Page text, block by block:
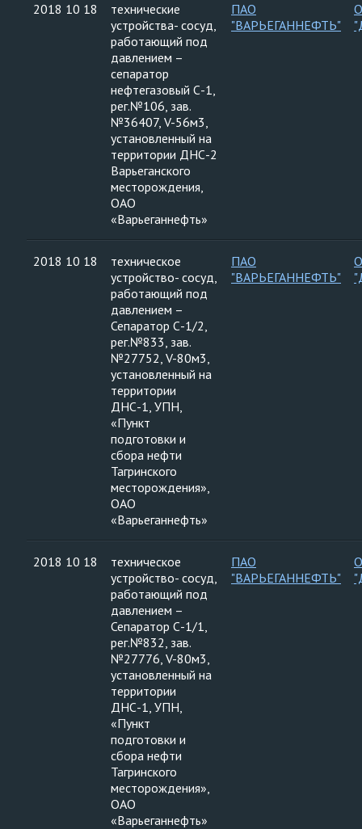
2018 10 18
технические
устройства- сосуд,
работающий под
давлением –
сепаратор
нефтегазовый С-1,
рег.№106, зав.
№36407, V-56м3,
установленный на
территории ДНС-2
Варьеганского
месторождения,
ОАО
«Варьеганнефть»
ПАО
"ВАРЬЕГАННЕФТЬ"
2018 10 18
техническое
устройство- сосуд,
работающий под
давлением –
Сепаратор С-1/2,
рег.№833, зав.
№27752, V-80м3,
установленный на
территории
ДНС-1, УПН,
«Пункт
подготовки и
сбора нефти
Тагринского
месторождения»,
ОАО
«Варьеганнефть»
ПАО
"ВАРЬЕГАННЕФТЬ"
2018 10 18
техническое
устройство- сосуд,
работающий под
давлением –
Сепаратор С-1/1,
рег.№832, зав.
№27776, V-80м3,
установленный на
территории
ДНС-1, УПН,
«Пункт
подготовки и
сбора нефти
Тагринского
месторождения»,
ОАО
«Варьеганнефть»
ПАО
"ВАРЬЕГАННЕФТЬ"